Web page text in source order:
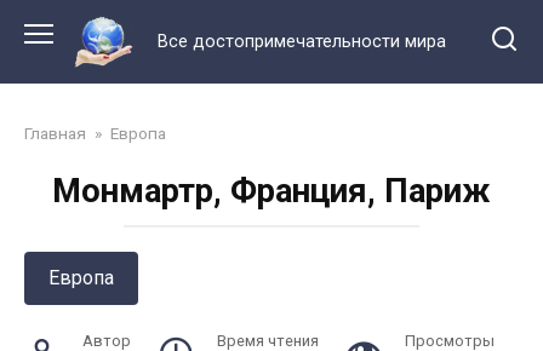
контенту
Все достопримечательности мира
Главная » Европа
Монмартр, Франция, Париж
Европа
Автор Время чтения Просмотры